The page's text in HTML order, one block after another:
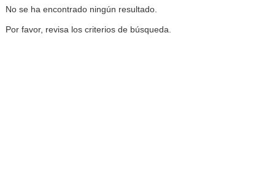
No se ha encontrado ningún resultado.
Por favor, revisa los criterios de búsqueda.